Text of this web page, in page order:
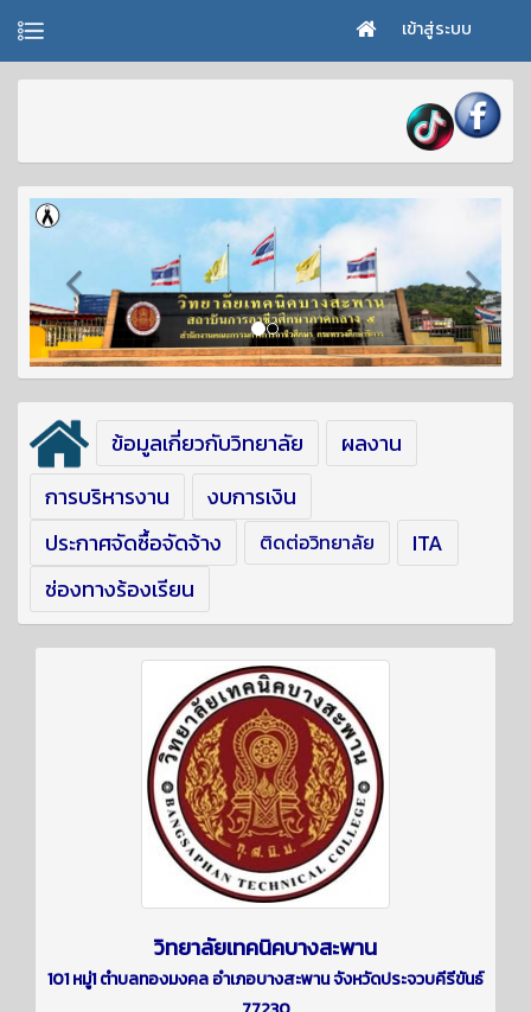
เข้าสู่ระบบ
ข้อมูลเกี่ยวกับวิทยาลัย
ผลงาน
การบริหารงาน
งบการเงิน
ประกาศจัดซื้อจัดจ้าง
ติดต่อวิทยาลัย
ITA
ช่องทางร้องเรียน
วิทยาลัยเทคนิคบางสะพาน
101 หมู่1 ตำบลทองมงคล อำเภอบางสะพาน จังหวัดประจวบคีรีขันธ์